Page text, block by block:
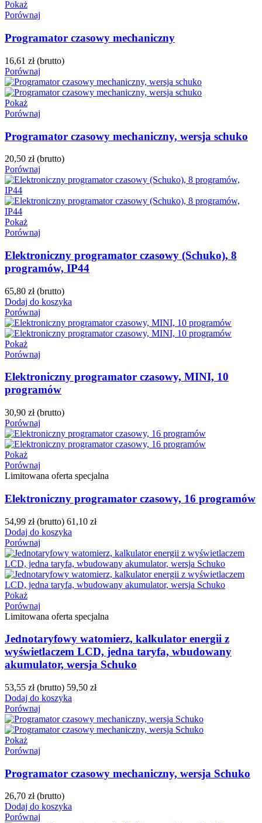
Pokaż
Porównaj
Programator czasowy mechaniczny
16,61 zł (brutto)
Porównaj
Pokaż
Porównaj
Programator czasowy mechaniczny, wersja schuko
20,50 zł (brutto)
Porównaj
Pokaż
Porównaj
Elektroniczny programator czasowy (Schuko), 8
programów, IP44
65,80 zł (brutto)
Dodaj do koszyka
Porównaj
Pokaż
Porównaj
Elektroniczny programator czasowy, MINI, 10
programów
30,90 zł (brutto)
Porównaj
Pokaż
Porównaj
Limitowana oferta specjalna
Elektroniczny programator czasowy, 16 programów
54,99 zł (brutto) 61,10 zł
Dodaj do koszyka
Porównaj
Pokaż
Porównaj
Limitowana oferta specjalna
Jednotaryfowy watomierz, kalkulator energii z
wyświetlaczem LCD, jedna taryfa, wbudowany
akumulator, wersja Schuko
53,55 zł (brutto) 59,50 zł
Dodaj do koszyka
Porównaj
Pokaż
Porównaj
Programator czasowy mechaniczny, wersja Schuko
26,70 zł (brutto)
Dodaj do koszyka
Porównaj